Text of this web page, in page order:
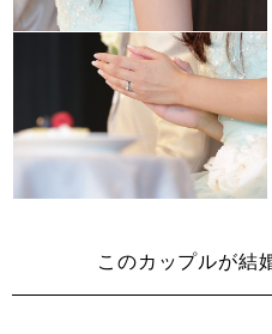
このカップルが結